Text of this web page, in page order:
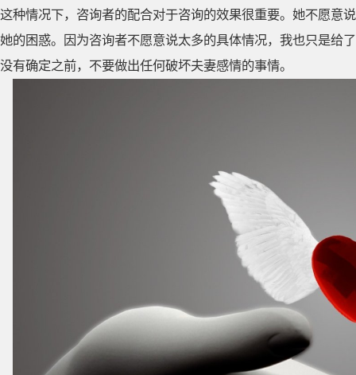
这种情况下，咨询者的配合对于咨询的效果很重要。她不愿意
她的困惑。因为咨询者不愿意说太多的具体情况，我也只是给
没有确定之前，不要做出任何破坏夫妻感情的事情。